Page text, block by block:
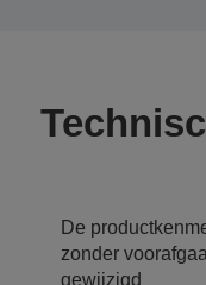
De
zonder
gewijzigd